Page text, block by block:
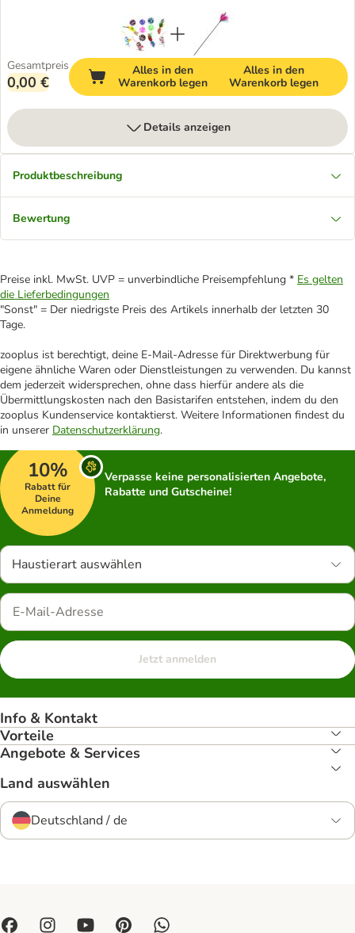
Gesamtpreis
0,00 €
Alles in den
Warenkorb legen
Alles in den
Warenkorb legen
Details anzeigen
Produktbeschreibung
Bewertung
Preise inkl. MwSt. UVP = unverbindliche Preisempfehlung * Es gelten
die Lieferbedingungen
"Sonst" = Der niedrigste Preis des Artikels innerhalb der letzten 30
Tage.
zooplus ist berechtigt, deine E-Mail-Adresse für Direktwerbung für
eigene ähnliche Waren oder Dienstleistungen zu verwenden. Du kannst
dem jederzeit widersprechen, ohne dass hierfür andere als die
Übermittlungskosten nach den Basistarifen entstehen, indem du den
zooplus Kundenservice kontaktierst. Weitere Informationen findest du
in unserer Datenschutzerklärung.
10%
Rabatt für
Deine
Anmeldung
Verpasse keine personalisierten Angebote,
Rabatte und Gutscheine!
Haustierart auswählen
Jetzt anmelden
Info & Kontakt
Vorteile
Angebote & Services
Land auswählen
Deutschland / de